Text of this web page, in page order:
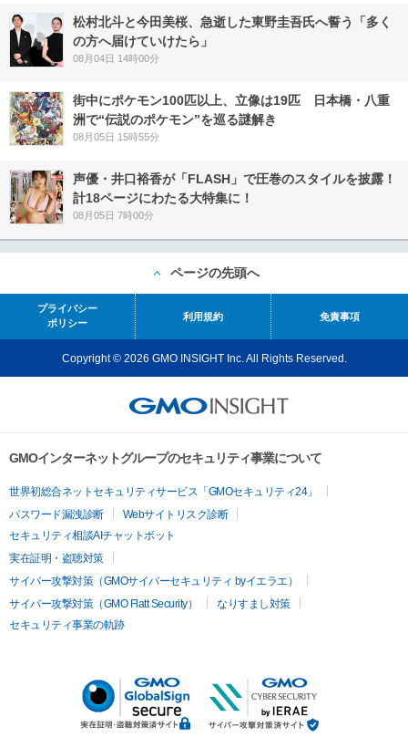
松村北斗と今田美桜、急逝した東野圭吾氏へ誓う「多く
の方へ届けていけたら」
08月04日 14時00分
街中にポケモン100匹以上、立像は19匹 日本橋・八重
洲で“伝説のポケモン”を巡る謎解き
08月05日 15時55分
声優・井口裕香が「FLASH」で圧巻のスタイルを披露！
計18ページにわたる大特集に！
08月05日 7時00分
ページの先頭へ
プライバシー
ポリシー
利用規約 免責事項
Copyright © 2026 GMO INSIGHT Inc. All Rights Reserved.
GMOインターネットグループのセキュリティ事業について
世界初総合ネットセキュリティサービス「GMOセキュリティ24」
パスワード漏洩診断
Webサイトリスク診断
セキュリティ相談AIチャットボット
実在証明・盗聴対策
サイバー攻撃対策（GMOサイバーセキュリティ byイエラエ）
サイバー攻撃対策（GMO Flatt Security）
なりすまし対策
セキュリティ事業の軌跡